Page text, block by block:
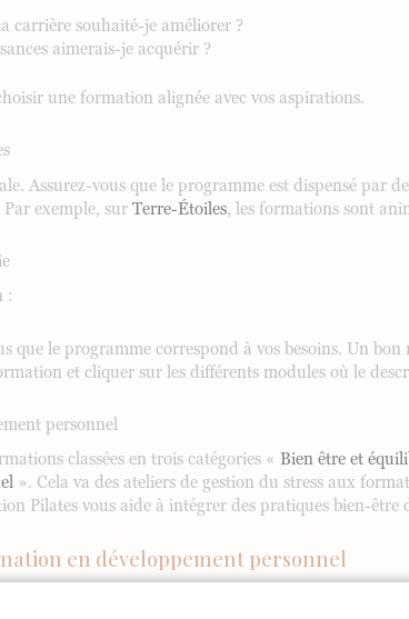
carrière souhaité-je améliorer ?
aimerais-je acquérir ?
une formation alignée avec vos aspirations.
Assurez-vous que le programme est dispensé par
exemple, sur Terre-Étoiles, les formations sont
:
que le programme correspond à vos besoins. Un
et cliquer sur les différents modules où le
personnel
classées en trois catégories « Bien être et
». Cela va des ateliers de gestion du stress aux
Pilates vous aide à intégrer des pratiques bien-être
en développement personnel
une formation :